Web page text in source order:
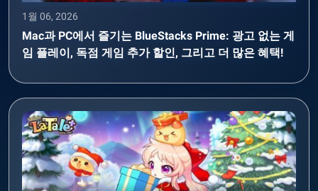
1월 06, 2026
Mac과 PC에서 즐기는 BlueStacks Prime: 광고 없는 게
임 플레이, 독점 게임 추가 할인, 그리고 더 많은 혜택!